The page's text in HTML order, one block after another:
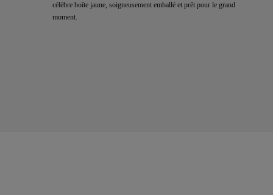
célèbre boîte jaune, soigneusement emballé et prêt pour le grand
moment.